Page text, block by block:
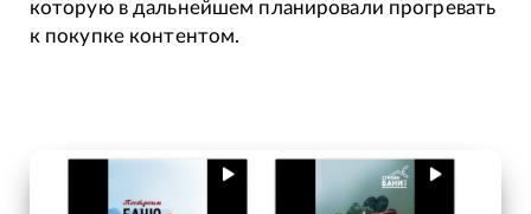
которую в дальнейшем планировали прогревать
к покупке контентом.